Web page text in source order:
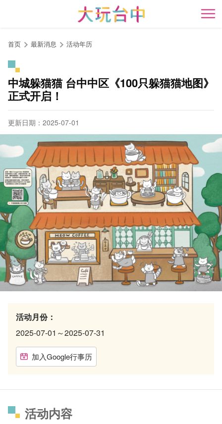
开
首页 最新消息 活动年历
中城躲猫猫 台中中区《100只躲猫猫地图》
正式开启！
更新日期：2025-07-01
活动月份：
2025-07-01～2025-07-31
加入Google行事历
活动内容